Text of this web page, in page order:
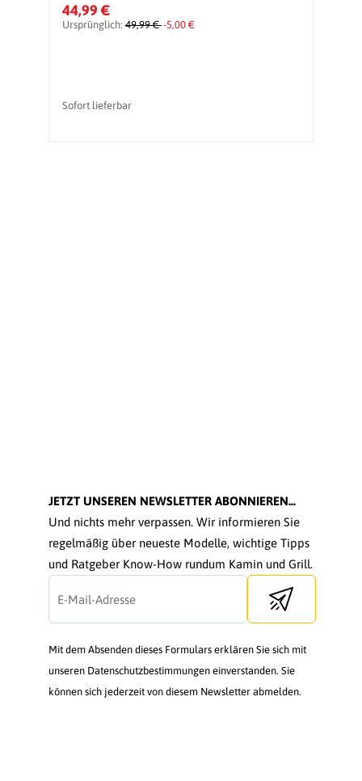
44,99 €
Ursprünglich: 49,99 €-5,00 €
Sofort lieferbar
JETZT UNSEREN NEWSLETTER ABONNIEREN...
Und nichts mehr verpassen. Wir informieren Sie
regelmäßig über neueste Modelle, wichtige Tipps
und Ratgeber Know-How rundum Kamin und Grill.
Send newsletter
Mit dem Absenden dieses Formulars erklären Sie sich mit
unseren Datenschutzbestimmungen einverstanden. Sie
können sich jederzeit von diesem Newsletter abmelden.